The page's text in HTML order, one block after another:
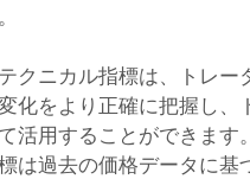
クニカル指標は、トレー
化をより正確に把握し、
活用することができます
は過去の価格データに基